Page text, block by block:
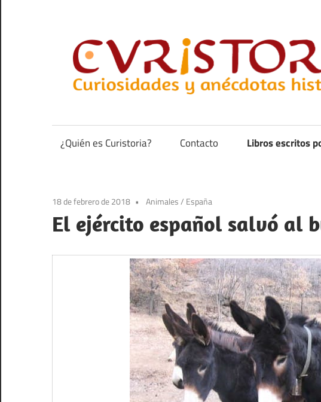
contenido
anécdotas
de
¿Quién es Curistoria? Contacto Libros escritos
18 de febrero de 2018 Animales/ España
El ejército español salvó al